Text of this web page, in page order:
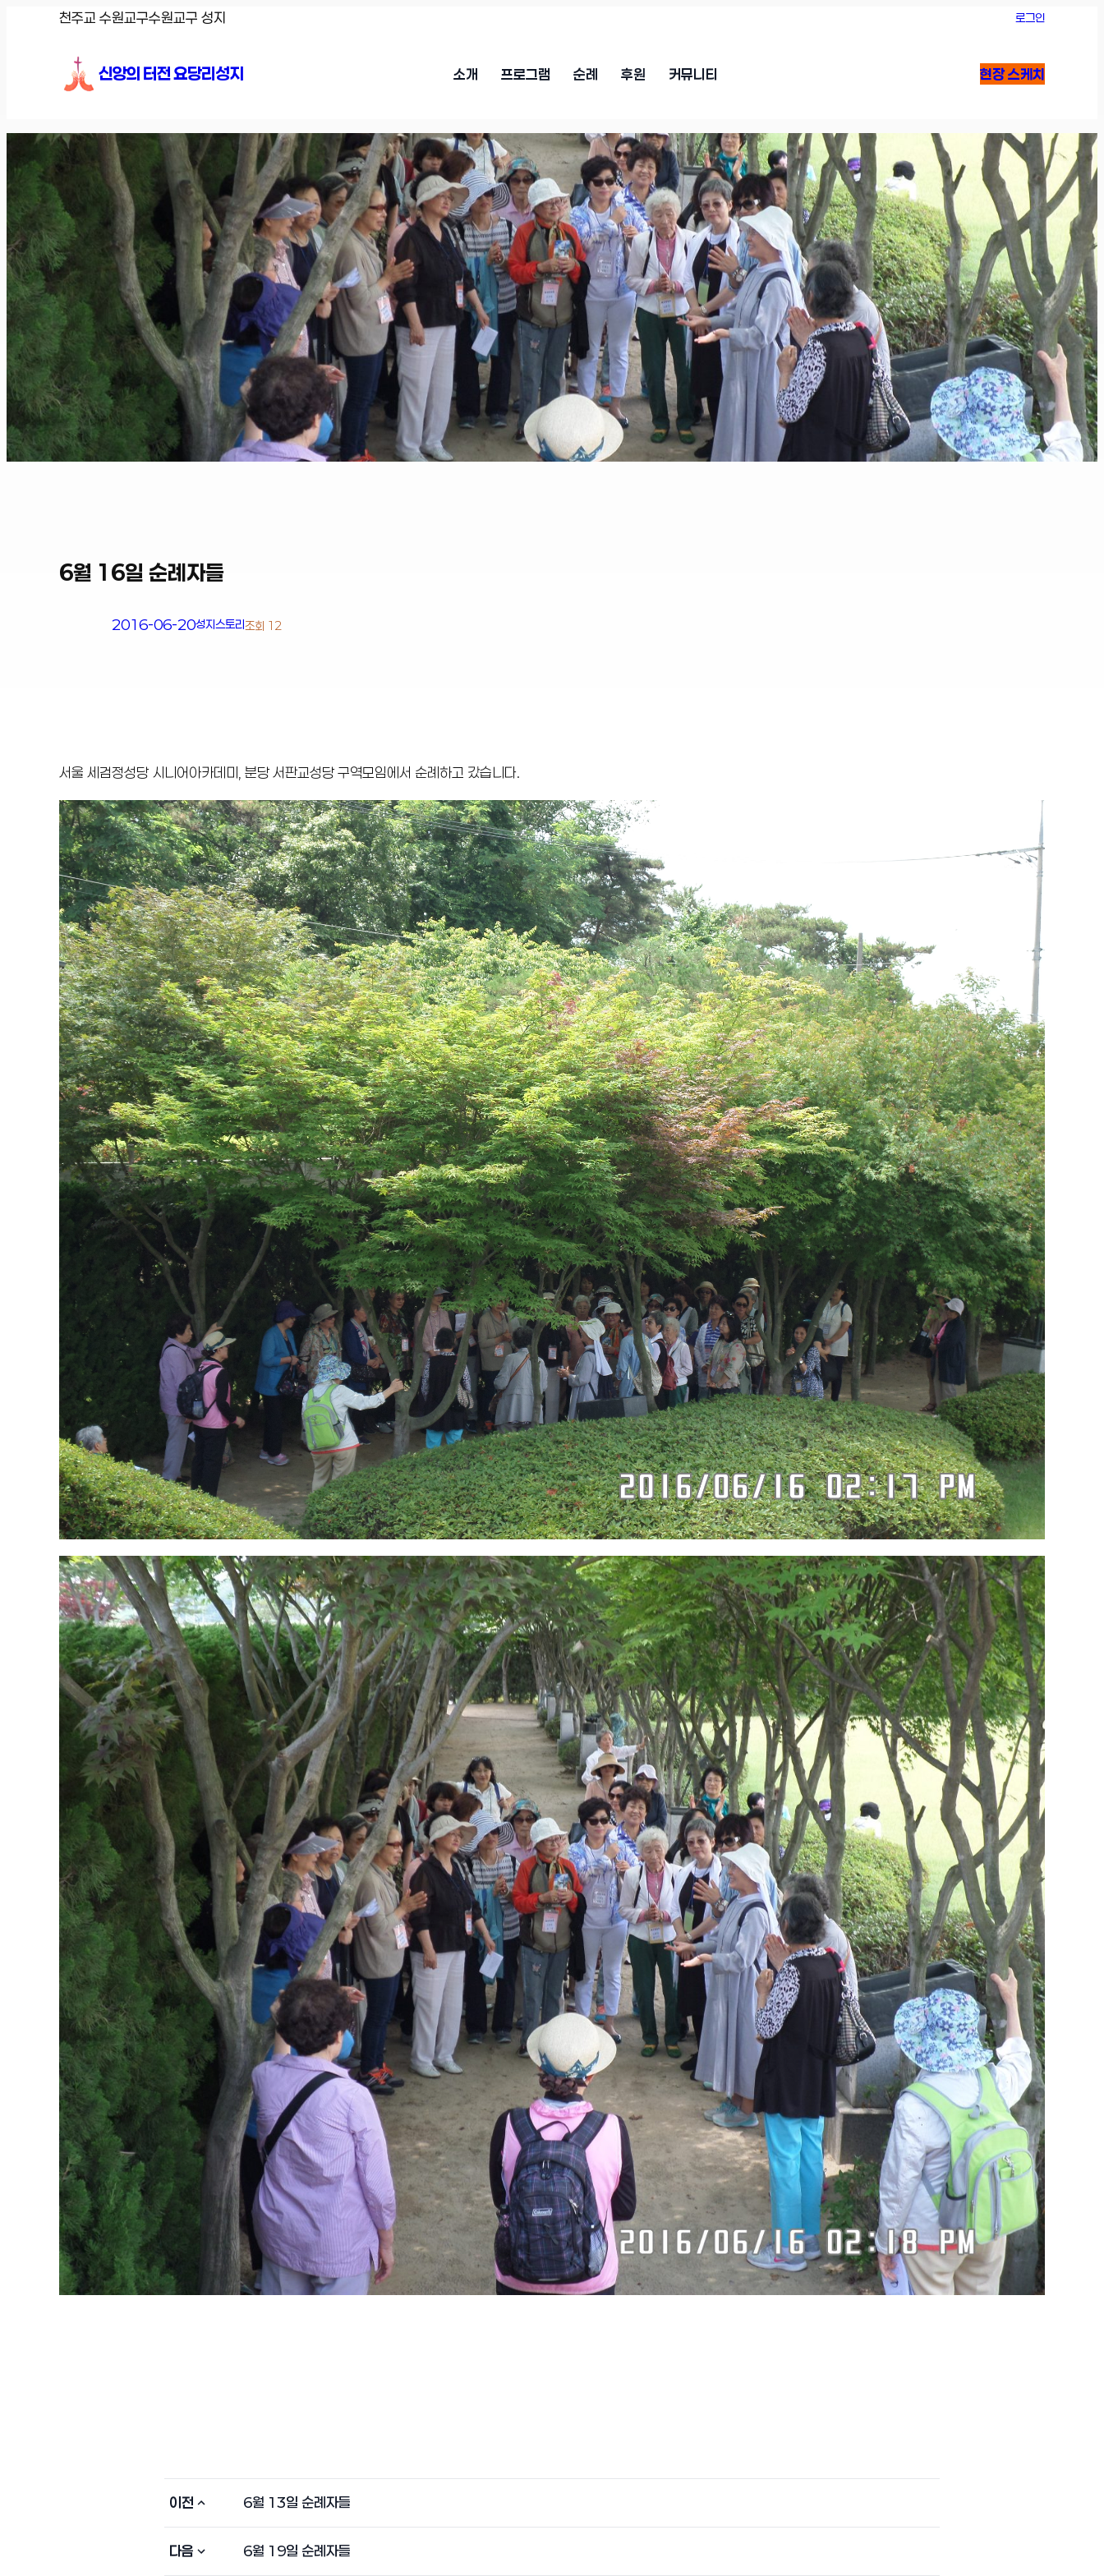
기
천주교 수원교구수원교구 성지 로그인
신앙의 터전 요당리성지 소개 프로그램 순례 후원 커뮤니티 현장 스케치
6월 16일 순례자들
2016-06-20성지스토리조회 12
서울 세검정성당 시니어아카데미, 분당 서판교성당 구역모임에서 순례하고 갔습니다.
이전 6월 13일 순례자들
다음 6월 19일 순례자들